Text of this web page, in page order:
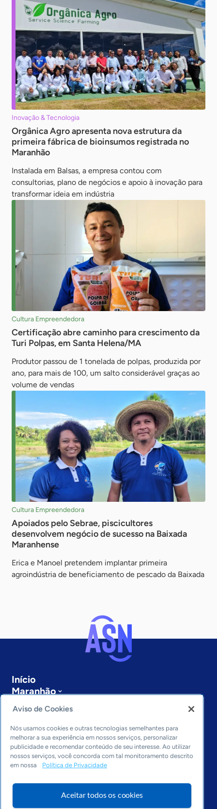
Inovação & Tecnologia
Orgânica Agro apresenta nova estrutura da
primeira fábrica de bioinsumos registrada no
Maranhão
Instalada em Balsas, a empresa contou com
consultorias, plano de negócios e apoio à inovação para
transformar ideia em indústria
Cultura Empreendedora
Certificação abre caminho para crescimento da
Turi Polpas, em Santa Helena/MA
Produtor passou de 1 tonelada de polpas, produzida por
ano, para mais de 100, um salto considerável graças ao
volume de vendas
Cultura Empreendedora
Apoiados pelo Sebrae, piscicultores
desenvolvem negócio de sucesso na Baixada
Maranhense
Erica e Manoel pretendem implantar primeira
agroindústria de beneficiamento de pescado da Baixada
Início
Maranhão
Sobre a ASN
Últimas notícias
Entre em contato
Editorias
Economia & Política
Inovação & Tecnologia
Cultura empreendedora
Arquivo
Aviso de Cookies
Nós usamos cookies e outras tecnologias semelhantes para
melhorar a sua experiência em nossos serviços, personalizar
publicidade e recomendar conteúdo de seu interesse. Ao utilizar
nossos serviços, você concorda com tal monitoramento descrito
em nossa
Política de Privacidade
Aceitar todos os cookies